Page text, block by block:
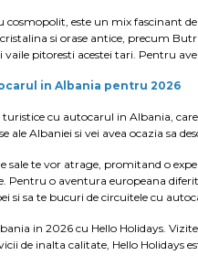
cosmopolit, este un mix fascinant
si orase antice, precum
pitoresti acestei tari. Pentru
in Albania pentru 2026
turistice cu autocarul in Albania,
ale Albaniei si vei avea ocazia sa
sale te vor atrage, promitand o
Pentru o aventura europeana
si sa te bucuri de circuitele cu
in 2026 cu Hello Holidays.
de inalta calitate, Hello